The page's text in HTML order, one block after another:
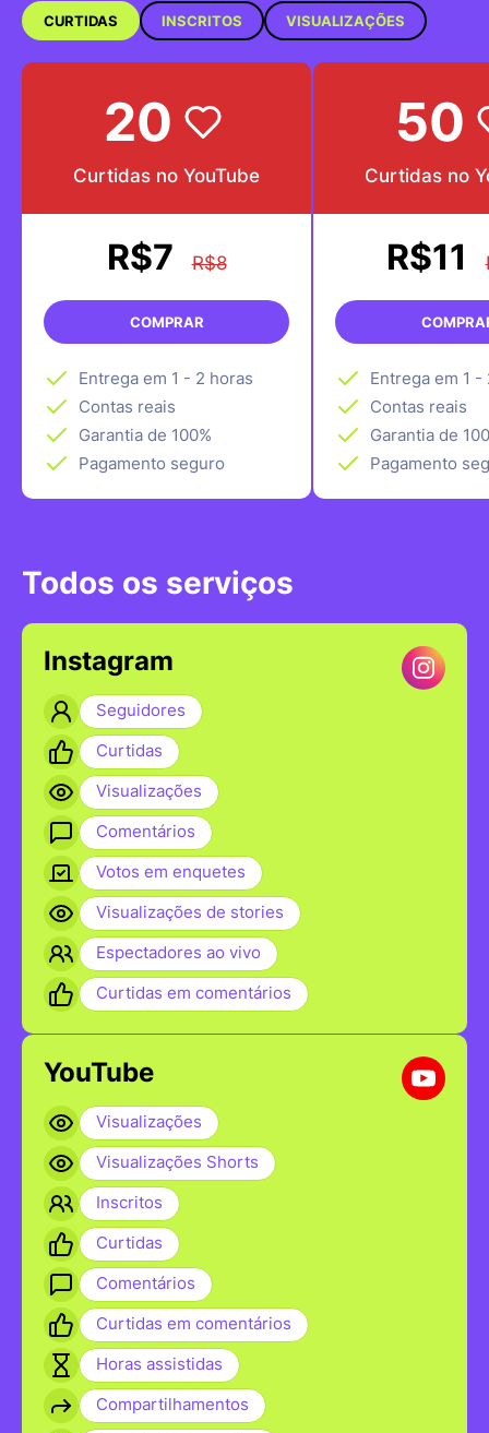
CURTIDAS INSCRITOS VISUALIZAÇÕES
20
Curtidas no YouTube
R$7 R$8
COMPRAR
Entrega em 1 - 2 horas
Contas reais
Garantia de 100%
Pagamento seguro
50
Curtidas no
R$11
Entrega em 1 -
Contas reais
Garantia de
Pagamento
Todos os serviços
Instagram
Seguidores
Curtidas
Visualizações
Comentários
Votos em enquetes
Visualizações de stories
Espectadores ao vivo
Curtidas em comentários
YouTube
Visualizações
Visualizações Shorts
Inscritos
Curtidas
Comentários
Curtidas em comentários
Horas assistidas
Compartilhamentos